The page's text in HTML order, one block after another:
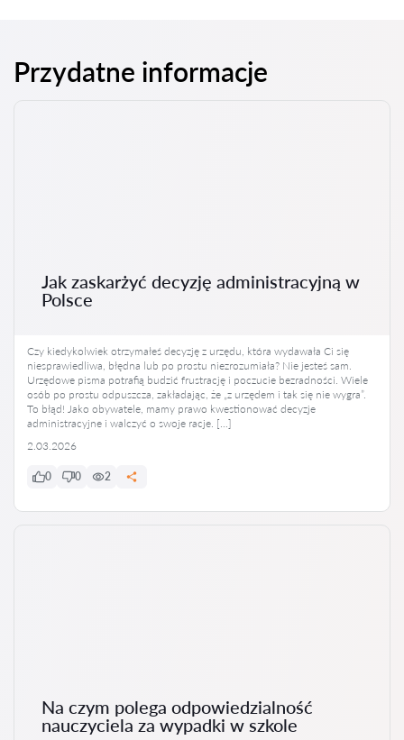
Przydatne informacje
Jak zaskarżyć decyzję administracyjną w
Polsce
Czy kiedykolwiek otrzymałeś decyzję z urzędu, która wydawała Ci się
niesprawiedliwa, błędna lub po prostu niezrozumiała? Nie jesteś sam.
Urzędowe pisma potrafią budzić frustrację i poczucie bezradności. Wiele
osób po prostu odpuszcza, zakładając, że „z urzędem i tak się nie wygra”.
To błąd! Jako obywatele, mamy prawo kwestionować decyzje
administracyjne i walczyć o swoje racje. […]
2.03.2026
0 0 2
Na czym polega odpowiedzialność
nauczyciela za wypadki w szkole